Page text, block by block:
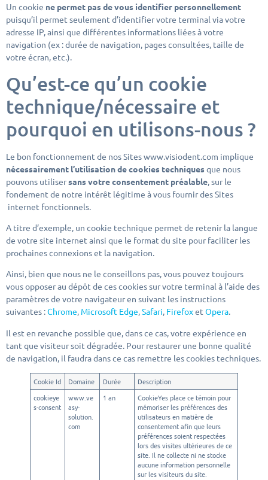
Un cookie ne permet pas de vous identifier personnellement
puisqu’il permet seulement d’identifier votre terminal via votre
adresse IP, ainsi que différentes informations liées à votre
navigation (ex : durée de navigation, pages consultées, taille de
votre écran, etc.).
Qu’est-ce qu’un cookie
technique/nécessaire et
pourquoi en utilisons-nous ?
Le bon fonctionnement de nos Sites www.visiodent.com implique
nécessairement l’utilisation de cookies techniquesque nous
pouvons utilisersans votre consentement préalable , sur le
fondement de notre intérêt légitime à vous fournir des Sites
internet fonctionnels.
A titre d’exemple, un cookie technique permet de retenir la langue
de votre site internet ainsi que le format du site pour faciliter les
prochaines connexions et la navigation.
Ainsi, bien que nous ne le conseillons pas, vous pouvez toujours
vous opposer au dépôt de ces cookies sur votre terminal à l’aide des
paramètres de votre navigateur en suivant les instructions
suivantes :Chrome, Microsoft Edge,Safari, Firefoxet Opera.
Il est en revanche possible que, dans ce cas, votre expérience en
tant que visiteur soit dégradée. Pour restaurer une bonne qualité
de navigation, il faudra dans ce cas remettre les cookies techniques.
Cookie Id Domaine Durée
Description
cookieye
s-consent
www.ve
asy-
solution.
com
1 an
CookieYes place ce témoin pour
mémoriser les préférences des
utilisateurs en matière de
consentement afin que leurs
préférences soient respectées
lors des visites ultérieures de ce
site. Il ne collecte ni ne stocke
aucune information personnelle
sur les visiteurs du site.